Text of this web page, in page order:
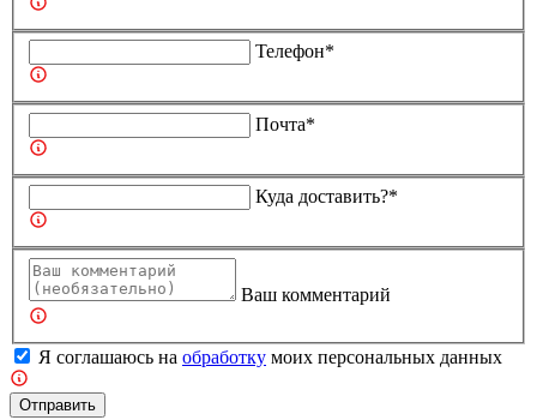
Телефон*
Почта*
Куда доставить?*
Ваш комментарий
Я соглашаюсь на обработку моих персональных данных
Отправить